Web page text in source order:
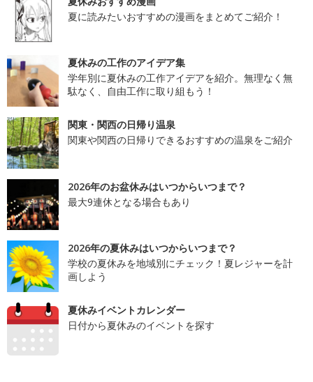
夏に読みたいおすすめの漫画をまとめてご紹介！
夏休みの工作のアイデア集
学年別に夏休みの工作アイデアを紹介。無理なく無
駄なく、自由工作に取り組もう！
関東・関西の日帰り温泉
関東や関西の日帰りできるおすすめの温泉をご紹介
2026年のお盆休みはいつからいつまで？
最大9連休となる場合もあり
2026年の夏休みはいつからいつまで？
学校の夏休みを地域別にチェック！夏レジャーを計
画しよう
夏休みイベントカレンダー
日付から夏休みのイベントを探す